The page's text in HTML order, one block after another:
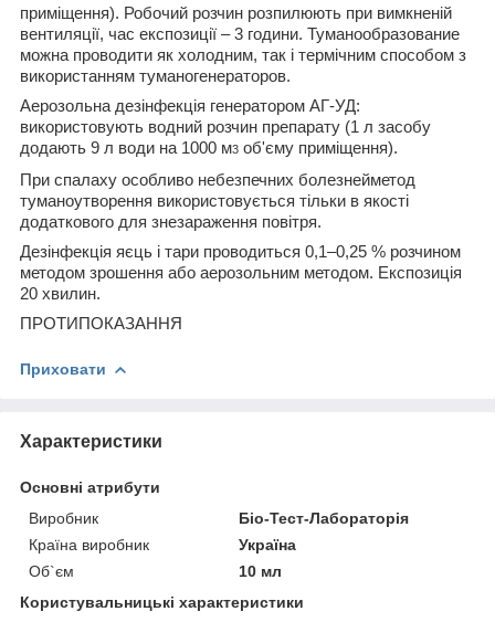
приміщення). Робочий розчин розпилюють при вимкненій
вентиляції, час експозиції – 3 години. Туманообразование
можна проводити як холодним, так і термічним способом з
використанням туманогенераторов.
Аерозольна дезінфекція генератором АГ-УД:
використовують водний розчин препарату (1 л засобу
додають 9 л води на 1000 м3 об'єму приміщення).
При спалаху особливо небезпечних болезнейметод
туманоутворення використовується тільки в якості
додаткового для знезараження повітря.
Дезінфекція яєць і тари проводиться 0,1–0,25 % розчином
методом зрошення або аерозольним методом. Експозиція
20 хвилин.
ПРОТИПОКАЗАННЯ
Приховати
Характеристики
Основні атрибути
Виробник
Біо-Тест-Лабораторія
Країна виробник
Україна
Об`єм
10 мл
Користувальницькі характеристики